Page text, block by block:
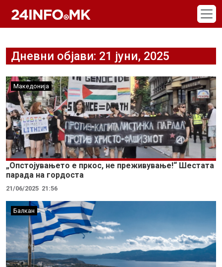
Дневни објави: 21 јуни, 2025
Македонија
„Опстојувањето е пркос, не преживување!“ Шестата
парада на гордоста
21/06/2025 21:56
Балкан